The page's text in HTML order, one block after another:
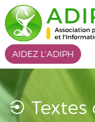
AIDEZ L'ADIPH
Textes